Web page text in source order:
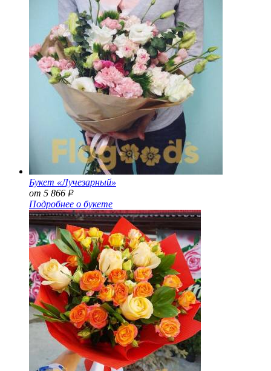
Букет «Лучезарный»
от 5 866 Р
Подробнее о букете